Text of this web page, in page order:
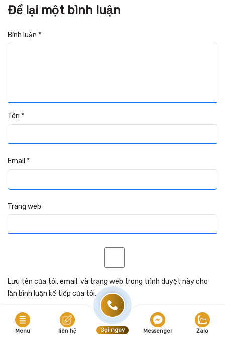
Để lại một bình luận
Bình luận *
Tên *
Email *
Trang web
Lưu tên của tôi, email, và trang web trong trình duyệt này cho
lần bình luận kế tiếp của tôi.
Menu liên hệ Gọi ngay Messenger Zalo